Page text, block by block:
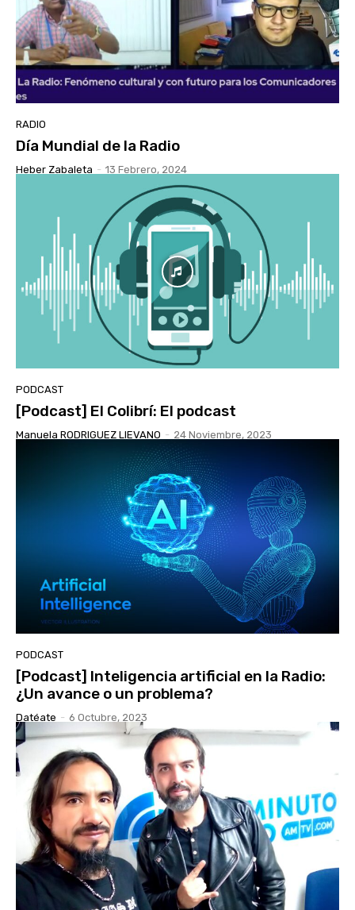
RADIO
Día Mundial de la Radio
Heber Zabaleta - 13 Febrero, 2024
PODCAST
[Podcast] El Colibrí: El podcast
Manuela RODRIGUEZ LIEVANO - 24 Noviembre, 2023
PODCAST
[Podcast] Inteligencia artificial en la Radio:
¿Un avance o un problema?
Datéate - 6 Octubre, 2023